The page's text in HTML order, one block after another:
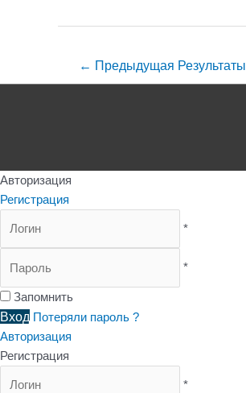
← Предыдущая Результаты
Авторизация
Регистрация
*
*
Запомнить
Вход Потеряли пароль ?
Авторизация
Регистрация
*